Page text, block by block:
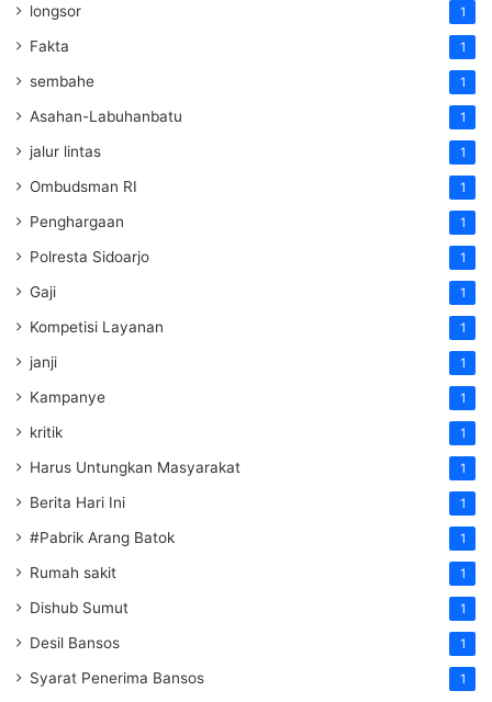
longsor 1
Fakta 1
sembahe 1
Asahan-Labuhanbatu 1
jalur lintas 1
Ombudsman RI 1
Penghargaan 1
Polresta Sidoarjo 1
Gaji 1
Kompetisi Layanan 1
janji 1
Kampanye 1
kritik 1
Harus Untungkan Masyarakat 1
Berita Hari Ini 1
#Pabrik Arang Batok 1
Rumah sakit 1
Dishub Sumut 1
Desil Bansos 1
Syarat Penerima Bansos 1